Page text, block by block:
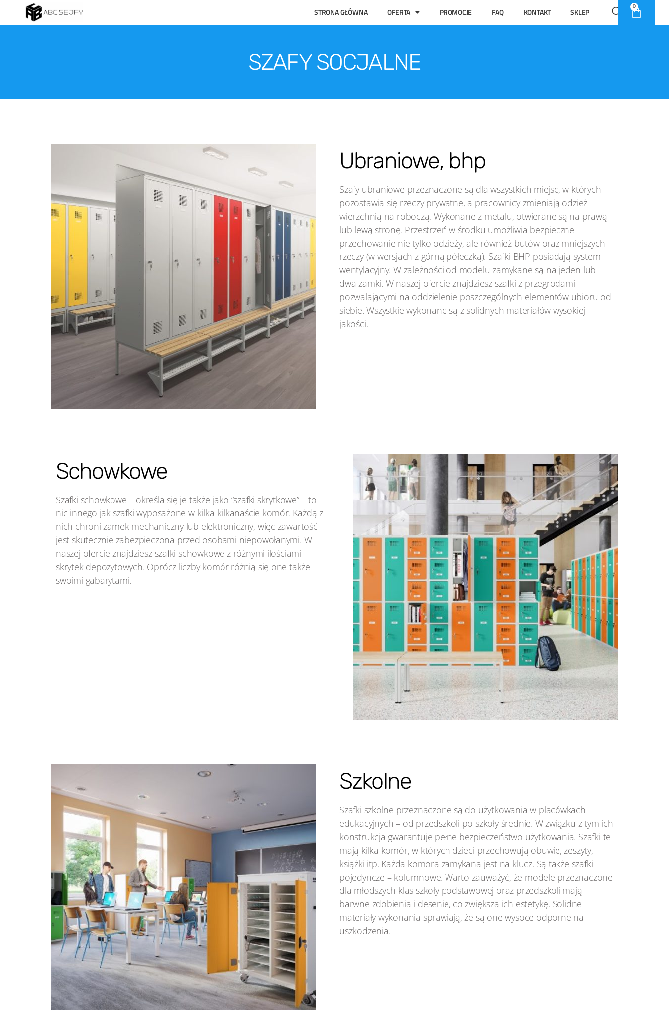
STRONA GŁÓWNA OFERTA PROMOCJE FAQ KONTAKT SKLEP
0
SZAFY SOCJALNE
Ubraniowe, bhp
Szafy ubraniowe przeznaczone są dla wszystkich miejsc, w których
pozostawia się rzeczy prywatne, a pracownicy zmieniają odzież
wierzchnią na roboczą. Wykonane z metalu, otwierane są na prawą
lub lewą stronę. Przestrzeń w środku umożliwia bezpieczne
przechowanie nie tylko odzieży, ale również butów oraz mniejszych
rzeczy (w wersjach z górną półeczką). Szafki BHP posiadają system
wentylacyjny. W zależności od modelu zamykane są na jeden lub
dwa zamki. W naszej ofercie znajdziesz szafki z przegrodami
pozwalającymi na oddzielenie poszczególnych elementów ubioru od
siebie. Wszystkie wykonane są z solidnych materiałów wysokiej
jakości.
Schowkowe
Szafki schowkowe – określa się je także jako “szafki skrytkowe” – to
nic innego jak szafki wyposażone w kilka-kilkanaście komór. Każdą z
nich chroni zamek mechaniczny lub elektroniczny, więc zawartość
jest skutecznie zabezpieczona przed osobami niepowołanymi. W
naszej ofercie znajdziesz szafki schowkowe z różnymi ilościami
skrytek depozytowych. Oprócz liczby komór różnią się one także
swoimi gabarytami.
Szkolne
Szafki szkolne przeznaczone są do użytkowania w placówkach
edukacyjnych – od przedszkoli po szkoły średnie. W związku z tym ich
konstrukcja gwarantuje pełne bezpieczeństwo użytkowania. Szafki te
mają kilka komór, w których dzieci przechowują obuwie, zeszyty,
książki itp. Każda komora zamykana jest na klucz. Są także szafki
pojedyncze – kolumnowe. Warto zauważyć, że modele przeznaczone
dla młodszych klas szkoły podstawowej oraz przedszkoli mają
barwne zdobienia i desenie, co zwiększa ich estetykę. Solidne
materiały wykonania sprawiają, że są one wysoce odporne na
uszkodzenia.